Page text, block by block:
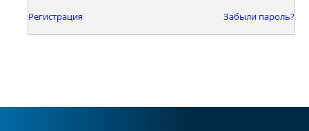
Регистрация Забыли пароль?